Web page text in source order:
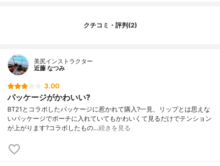
クチコミ・評判(2)
美尻インストラクター
近藤 なつみ
3.00
パッケージがかわいい?
BT21とコラボしたパッケージに惹かれて購入?一見、リップとは思えな
いパッケージでポーチに入れていてもかわいくて見るだけでテンション
が上がります?コラボしたもの…続きを見る